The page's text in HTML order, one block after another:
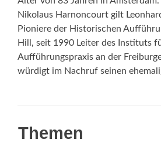
Nikolaus Harnoncourt gilt
Pioniere der Historischen
Hill, seit 1990 Leiter des Instituts
Aufführungspraxis an der
würdigt im Nachruf seinen
Themen